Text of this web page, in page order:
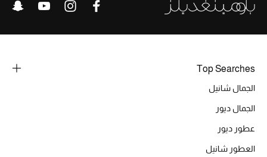
الموسم الجديد
Top Searches
الجمال شانيل
الجمال ديور
عطور ديور
العطور شانيل